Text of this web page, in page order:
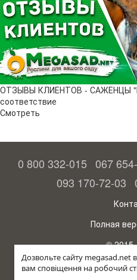
Дозвольте сайту megasad.net
вам сповіщення на робочий
ОТЗЫВЫ КЛИЕНТОВ - САЖЕНЦЫ
соответствие
Смотреть
0 800 332-015 067
093 170-72-03
Полная
©
Megasad -